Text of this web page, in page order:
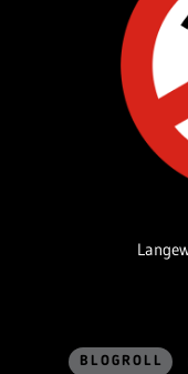
BLOGROLL